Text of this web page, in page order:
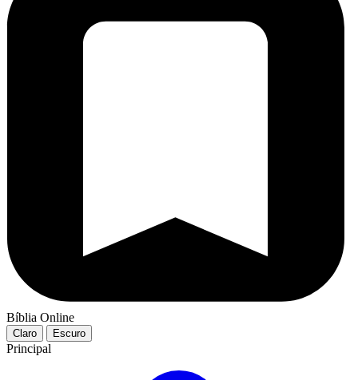
Bíblia Online
Claro Escuro
Principal